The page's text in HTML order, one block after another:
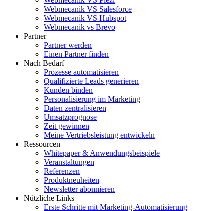
Webmecanik VS Salesforce
Webmecanik VS Hubspot
Webmecanik vs Brevo
Partner
Partner werden
Einen Partner finden
Nach Bedarf
Prozesse automatisieren
Qualifizierte Leads generieren
Kunden binden
Personalisierung im Marketing
Daten zentralisieren
Umsatzprognose
Zeit gewinnen
Meine Vertriebsleistung entwickeln
Ressourcen
Whitepaper & Anwendungsbeispiele
Veranstaltungen
Referenzen
Produktneuheiten
Newsletter abonnieren
Nützliche Links
Erste Schritte mit Marketing-Automatisierung